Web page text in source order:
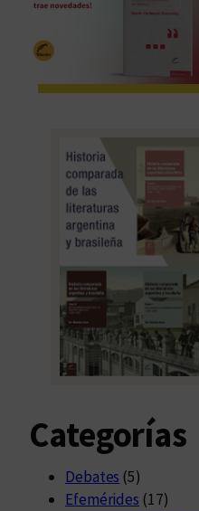
Categorías
Debates (5)
Efemérides (17)